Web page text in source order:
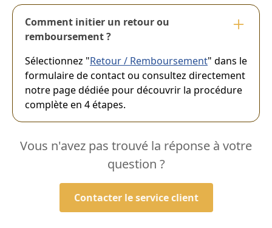
Comment initier un retour ou
remboursement ?
Sélectionnez "Retour / Remboursement" dans le
formulaire de contact ou consultez directement
notre page dédiée pour découvrir la procédure
complète en 4 étapes.
Vous n'avez pas trouvé la réponse à votre
question ?
Contacter le service client